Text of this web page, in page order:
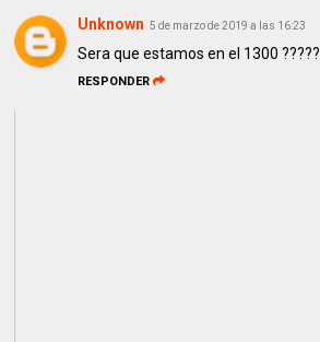
Unknown 5 de marzo de 2019 a las 16:23
Sera que estamos en el 1300 ?????
RESPONDER